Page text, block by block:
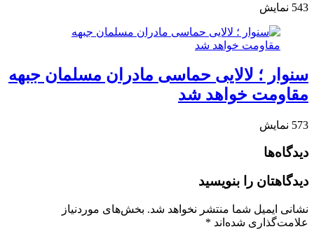
543 نمایش
سنوار ؛ لالایی حماسی مادران مسلمان جبهه
مقاومت خواهد شد
573 نمایش
دیدگاه‌ها
دیدگاهتان را بنویسید
نشانی ایمیل شما منتشر نخواهد شد. بخش‌های موردنیاز
علامت‌گذاری شده‌اند *